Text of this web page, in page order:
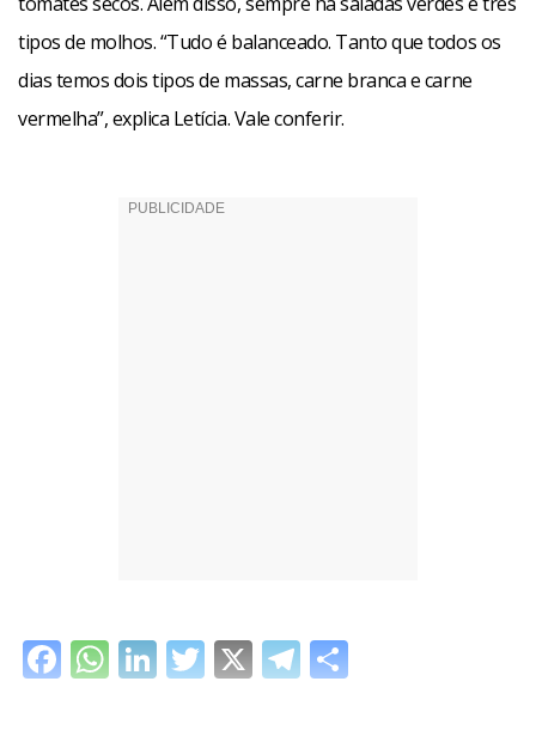
tipos de molhos. “Tudo é balanceado. Tanto que todos os
dias temos dois tipos de massas, carne branca e carne
vermelha”, explica Letícia. Vale conferir.
Facebook
WhatsApp
LinkedIn
Twitter
X Telegram